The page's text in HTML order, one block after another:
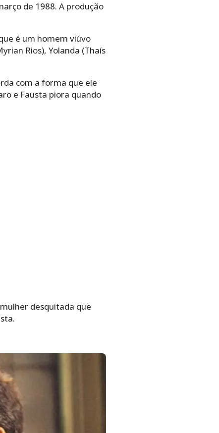
de 1988. A produção
é um homem viúvo
Rios), Yolanda (Thaís
com a forma que ele
e Fausta piora quando
desquitada que